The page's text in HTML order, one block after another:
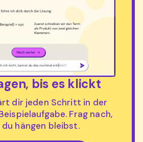
bis es klickt
dir jeden Schritt in der
Frag nach,
du hängen bleibst.